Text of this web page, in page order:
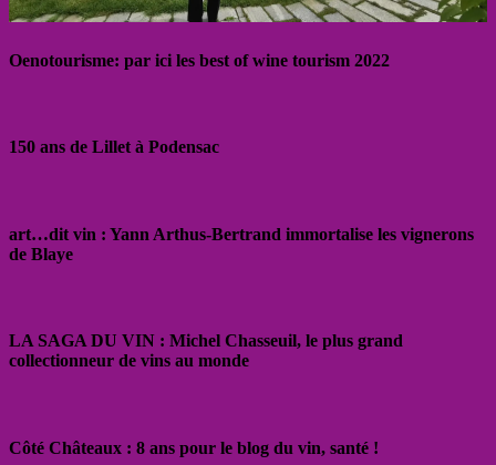
Oenotourisme: par ici les best of wine tourism 2022
150 ans de Lillet à Podensac
art…dit vin : Yann Arthus-Bertrand immortalise les vignerons
de Blaye
LA SAGA DU VIN : Michel Chasseuil, le plus grand
collectionneur de vins au monde
Côté Châteaux : 8 ans pour le blog du vin, santé !